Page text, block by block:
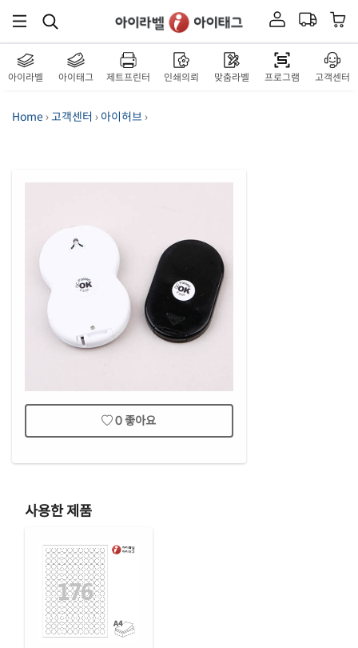
아이라벨 아이태그 제트프린터 인쇄의뢰 맞춤라벨 프로그램 고객센터
Home›고객센터 › 아이허브 ›
0좋아요
사용한 제품